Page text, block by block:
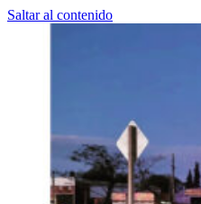
Saltar al contenido